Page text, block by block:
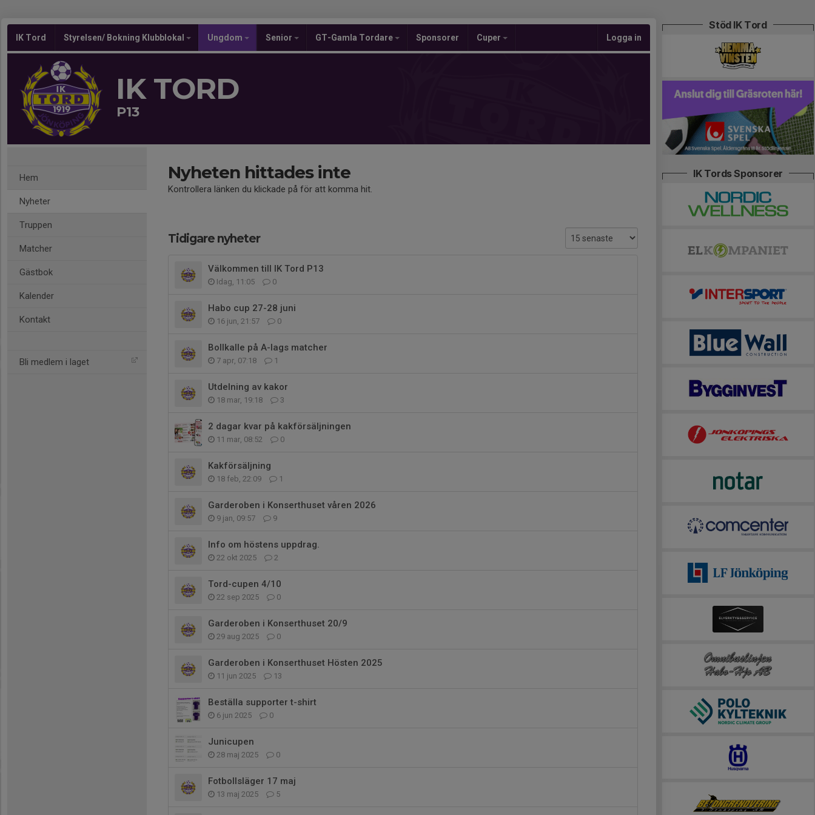
IK Tord Styrelsen/ Bokning Klubblokal Ungdom Senior GT-Gamla Tordare Sponsorer Cuper Logga in
IK TORD
P13
Hem
Nyheter
Truppen
Matcher
Gästbok
Kalender
Kontakt
Bli medlem i laget
Nyheten hittades inte
Kontrollera länken du klickade på för att komma hit.
Tidigare nyheter
Välkommen till IK Tord P13
Idag, 11:05 0
Habo cup 27-28 juni
16 jun, 21:57 0
Bollkalle på A-lags matcher
7 apr, 07:18 1
Utdelning av kakor
18 mar, 19:18 3
2 dagar kvar på kakförsäljningen
11 mar, 08:52 0
Kakförsäljning
18 feb, 22:09 1
Garderoben i Konserthuset våren 2026
9 jan, 09:57 9
Info om höstens uppdrag.
22 okt 2025 2
Tord-cupen 4/10
22 sep 2025 0
Garderoben i Konserthuset 20/9
29 aug 2025 0
Garderoben i Konserthuset Hösten 2025
11 jun 2025 13
Beställa supporter t-shirt
6 jun 2025 0
Junicupen
28 maj 2025 0
Fotbollsläger 17 maj
13 maj 2025 5
Stöd IK Tord
IK Tords Sponsorer